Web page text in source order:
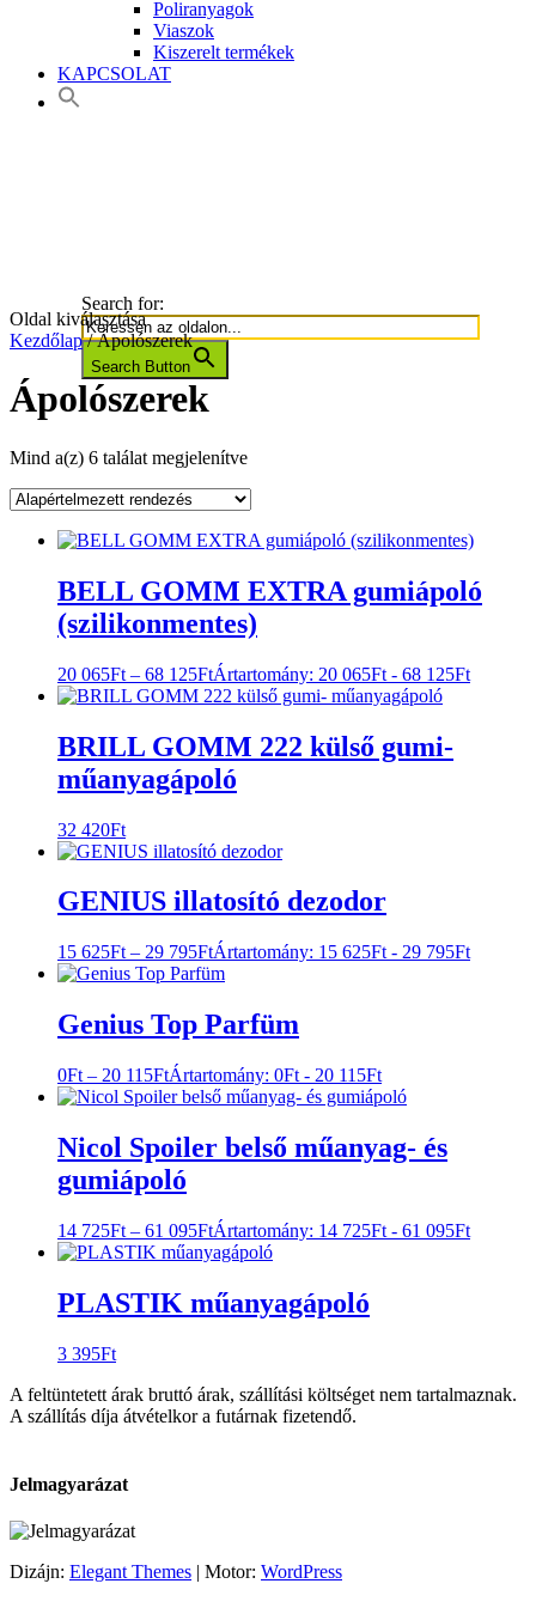
Poliranyagok
Viaszok
Kiszerelt termékek
KAPCSOLAT
Search for:
Search Button
Oldal kiválasztása
Kezdőlap/ Ápolószerek
Ápolószerek
Mind a(z) 6 találat megjelenítve
BELL GOMM EXTRA gumiápoló
(szilikonmentes)
20 065Ft – 68 125FtÁrtartomány: 20 065Ft - 68 125Ft
BRILL GOMM 222 külső gumi-
műanyagápoló
32 420Ft
GENIUS illatosító dezodor
15 625Ft – 29 795FtÁrtartomány: 15 625Ft - 29 795Ft
Genius Top Parfüm
0Ft – 20 115FtÁrtartomány: 0Ft - 20 115Ft
Nicol Spoiler belső műanyag- és
gumiápoló
14 725Ft – 61 095FtÁrtartomány: 14 725Ft - 61 095Ft
PLASTIK műanyagápoló
3 395Ft
A feltüntetett árak bruttó árak, szállítási költséget nem tartalmaznak.
A szállítás díja átvételkor a futárnak fizetendő.
Jelmagyarázat
Dizájn: Elegant Themes | Motor: WordPress